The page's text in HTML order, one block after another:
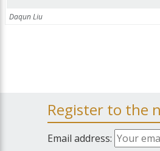
Daqun Liu
Register to the
Email address: